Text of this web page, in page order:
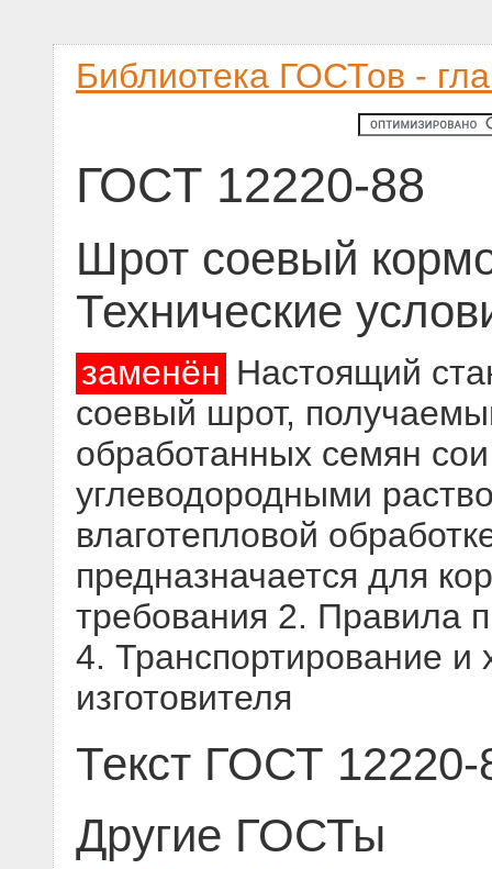
Библиотека ГОСТов -
ГОСТ 12220-88
Шрот соевый
Технические
заменён Настоящий
соевый шрот,
обработанных семян
углеводородными
влаготепловой
предназначается для
требования 2. Правила
4. Транспортирование и
изготовителя
Текст ГОСТ 12220-
Другие ГОСТы